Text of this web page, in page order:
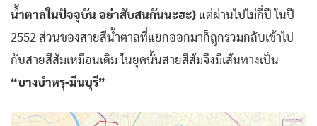
น้ำตาลในปัจจุบัน อย่าสับสนกันนะฮะ) แต่ผ่านไปไม่กี่ปี ในปี
2552 ส่วนของสายสีน้ำตาลที่แยกออกมาก็ถูกรวมกลับเข้าไป
กับสายสีส้มเหมือนเดิม ในยุคนั้นสายสีส้มจึงมีเส้นทางเป็น
“บางบำหรุ-มีนบุรี”